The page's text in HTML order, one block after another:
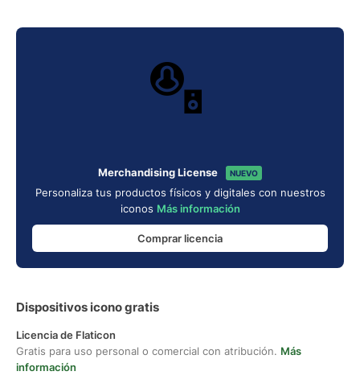
Merchandising License NUEVO
Personaliza tus productos físicos y digitales con nuestros
iconos Más información
Comprar licencia
Dispositivos icono gratis
Licencia de Flaticon
Gratis para uso personal o comercial con atribución. Más
información